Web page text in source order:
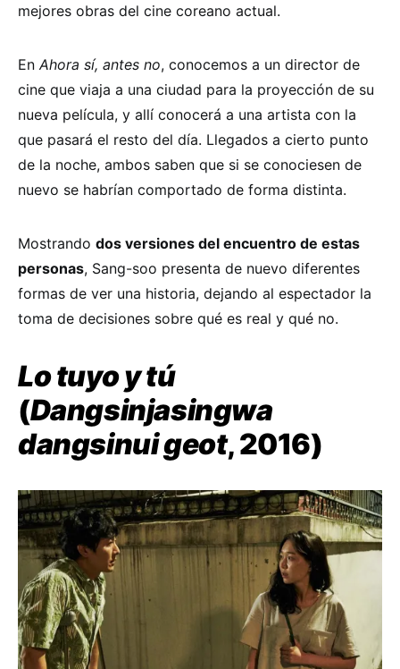
mejores obras del cine coreano actual.
En Ahora sí, antes no, conocemos a un director de
cine que viaja a una ciudad para la proyección de su
nueva película, y allí conocerá a una artista con la
que pasará el resto del día. Llegados a cierto punto
de la noche, ambos saben que si se conociesen de
nuevo se habrían comportado de forma distinta.
Mostrando dos versiones del encuentro de estas
personas, Sang-soo presenta de nuevo diferentes
formas de ver una historia, dejando al espectador la
toma de decisiones sobre qué es real y qué no.
Lo tuyo y tú
(Dangsinjasingwa
dangsinui geot, 2016)